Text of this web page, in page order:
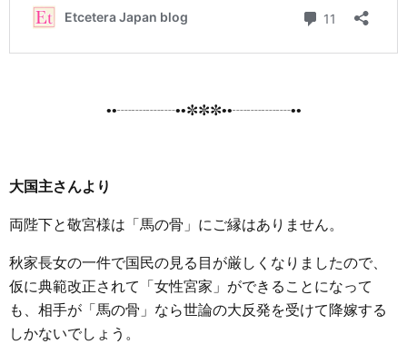
••┈┈┈┈••✼✼✼••┈┈┈┈••
大国主さんより
両陛下と敬宮様は「馬の骨」にご縁はありません。
秋家長女の一件で国民の見る目が厳しくなりましたので、
仮に典範改正されて「女性宮家」ができることになって
も、相手が「馬の骨」なら世論の大反発を受けて降嫁する
しかないでしょう。